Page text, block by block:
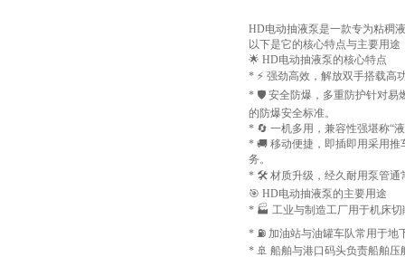
HD电动抽液泵是一款专为粘稠
以下是它的核心特点与主要用途
🌟 HD电动抽液泵的核心特点
* ⚡ 强劲高效，解放双手搭载高
* 🛡️ 安全防爆，多重防护针对易
的防爆安全标准。
* 🔄 一机多用，兼容性强堪称“
* 🚚 移动便捷，即插即用采用
务。
* 🛠️ 材质升级，经久耐用泵管通
🎯 HD电动抽液泵的主要用途
* 🏭 工业与制造工厂用于机床
* ⛽ 加油站与油罐车队常用于地
* 🚢 船舶与港口码头负责船舶